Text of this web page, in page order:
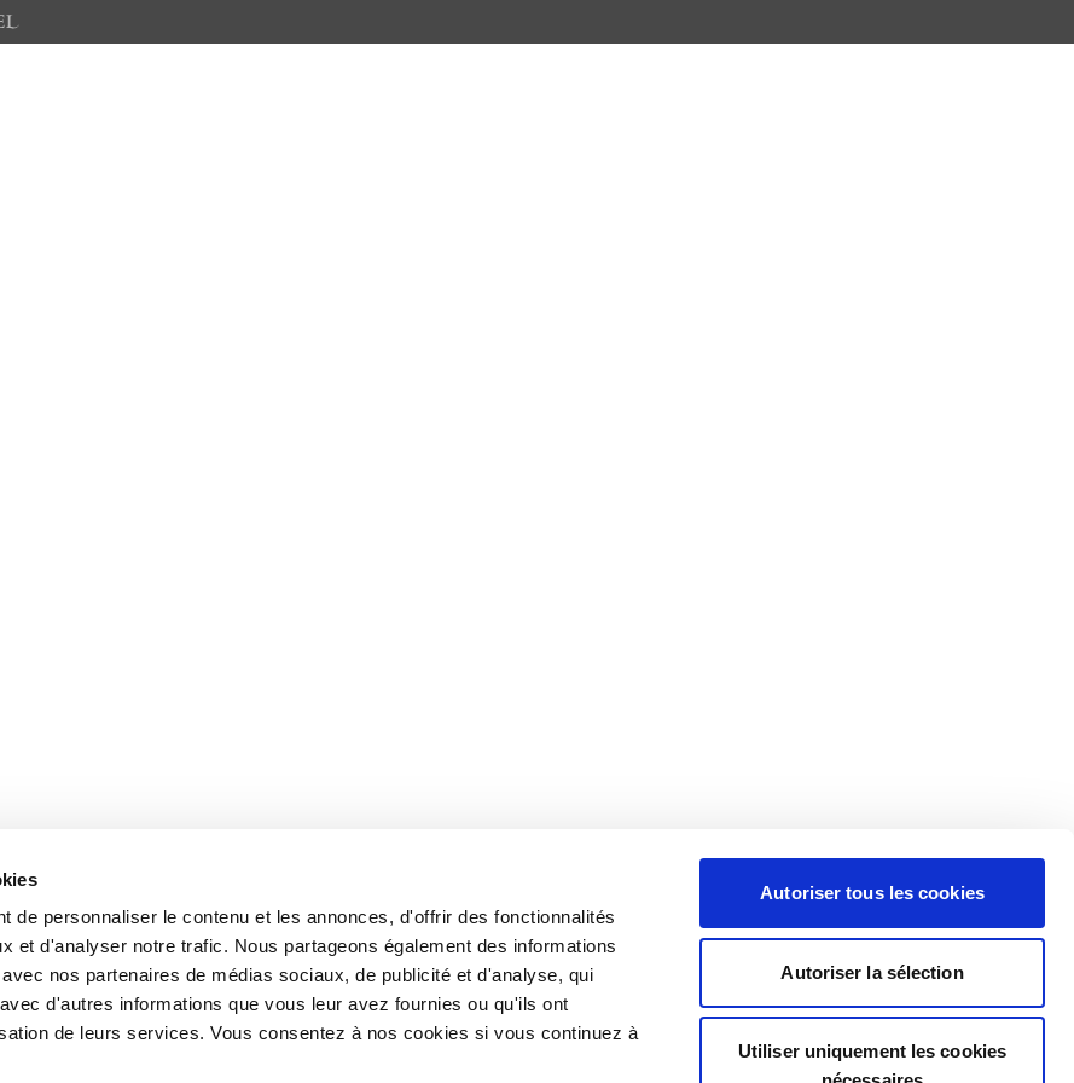
de personnaliser le contenu et les annonces, d'offrir des fonctionnalités
et d'analyser notre trafic. Nous partageons également des informations
nos partenaires de médias sociaux, de publicité et d'analyse, qui
d'autres informations que vous leur avez fournies ou qu'ils ont
de leurs services. Vous consentez à nos cookies si vous continuez à
Autoriser tous les cookies
Autoriser la sélection
Utiliser uniquement les cookies